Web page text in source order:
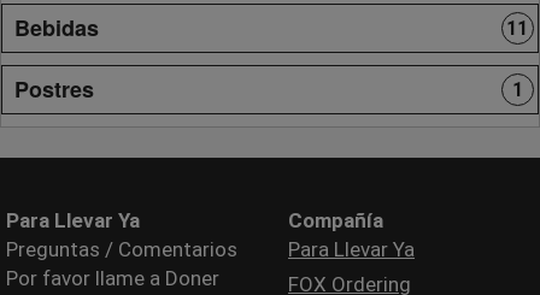
Bebidas 11
Postres 1
Para Llevar Ya
Preguntas / Comentarios
Por favor llame a Doner
Compañía
Para Llevar Ya
FOX Ordering